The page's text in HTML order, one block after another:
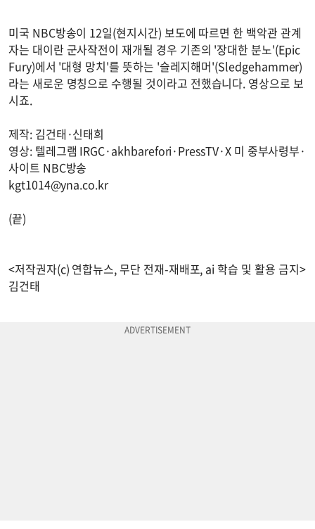
미국 NBC방송이 12일(현지시간) 보도에 따르면 한 백악관 관계
자는 대이란 군사작전이 재개될 경우 기존의 '장대한 분노'(Epic
Fury)에서 '대형 망치'를 뜻하는 '슬레지해머'(Sledgehammer)
라는 새로운 명칭으로 수행될 것이라고 전했습니다. 영상으로 보
시죠.
제작: 김건태·신태희
영상: 텔레그램 IRGC·akhbarefori·PressTV·X 미 중부사령부·
사이트 NBC방송
kgt1014@yna.co.kr
(끝)
<저작권자(c) 연합뉴스, 무단 전재-재배포, ai 학습 및 활용 금지>
김건태